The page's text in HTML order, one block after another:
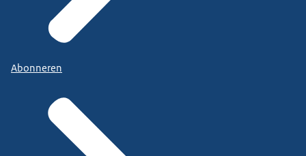
Abonneren